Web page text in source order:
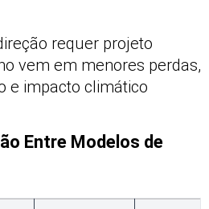
requer projeto
vem em menores perdas,
e impacto climático
Entre Modelos de